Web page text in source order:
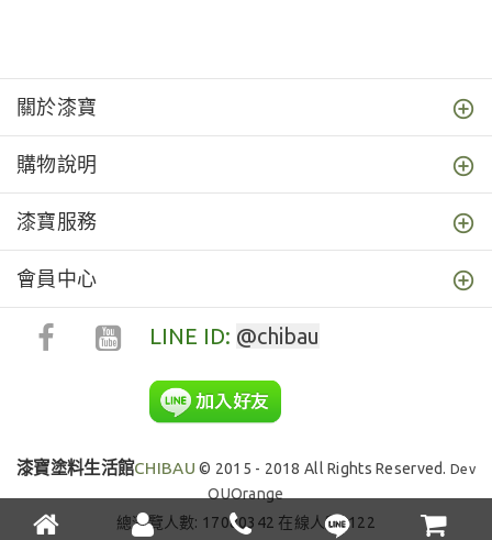
關於漆寶
購物說明
漆寶服務
會員中心
LINE ID: @chibau
漆寶塗料生活館CHIBAU © 2015 - 2018 All Rights Reserved. Dev
OUOrange
總瀏覽人數: 17080342 在線人數: 122